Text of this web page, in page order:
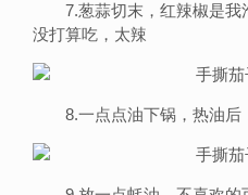
7.葱蒜切末，红辣椒是我
没打算吃，太辣
8.一点点油下锅，热油后